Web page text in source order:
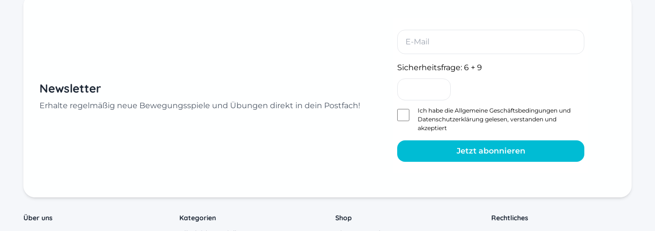
Newsletter
Erhalte regelmäßig neue Bewegungsspiele und Übungen direkt in dein Postfach!
Sicherheitsfrage: 6 + 9
Ich habe die Allgemeine Geschäftsbedingungen und
Datenschutzerklärung gelesen, verstanden und
akzeptiert
Jetzt abonnieren
Über uns
Kategorien
Shop
Rechtliches